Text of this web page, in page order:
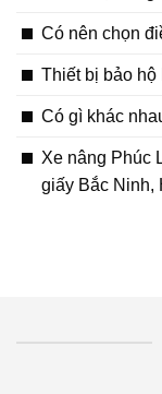
Có nên chọn
Thiết bị bảo
Có gì khác
Xe nâng Phúc
giấy Bắc Ninh,